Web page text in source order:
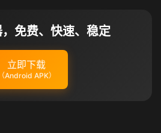
免费、快速、稳定
立即下载
（Android APK）